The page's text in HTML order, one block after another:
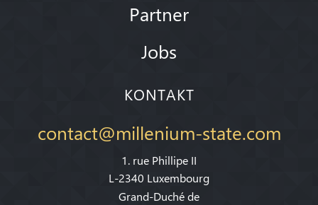
Partner
Jobs
KONTAKT
contact@millenium-state.com
1. rue Phillipe II
L-2340 Luxembourg
Grand-Duché de